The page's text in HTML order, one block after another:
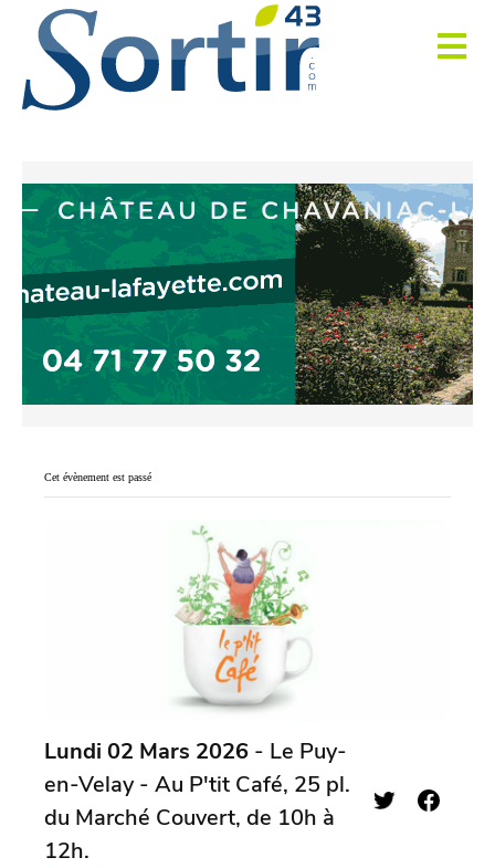
Cet évènement est passé
Lundi 02 Mars 2026 - Le Puy-
en-Velay - Au P'tit Café, 25 pl.
du Marché Couvert, de 10h à
12h.